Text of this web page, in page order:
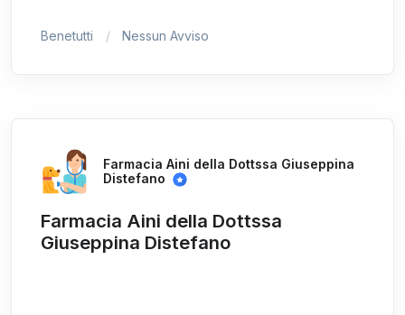
Benetutti Nessun Avviso
Farmacia Aini della Dottssa Giuseppina
Distefano
Farmacia Aini della Dottssa
Giuseppina Distefano